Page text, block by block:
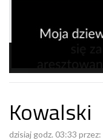
Kowalski
dzisiaj godz. 03:33 przez: